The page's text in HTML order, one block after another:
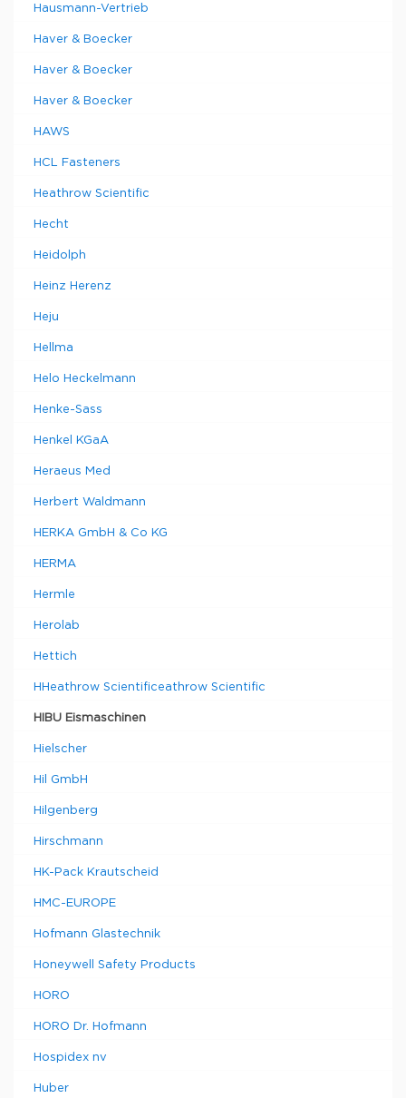
Hausmann-Vertrieb
Haver & Boecker
Haver & Boecker
Haver & Boecker
HAWS
HCL Fasteners
Heathrow Scientific
Hecht
Heidolph
Heinz Herenz
Heju
Hellma
Helo Heckelmann
Henke-Sass
Henkel KGaA
Heraeus Med
Herbert Waldmann
HERKA GmbH & Co KG
HERMA
Hermle
Herolab
Hettich
HHeathrow Scientificeathrow Scientific
HIBU Eismaschinen
Hielscher
Hil GmbH
Hilgenberg
Hirschmann
HK-Pack Krautscheid
HMC-EUROPE
Hofmann Glastechnik
Honeywell Safety Products
HORO
HORO Dr. Hofmann
Hospidex nv
Huber